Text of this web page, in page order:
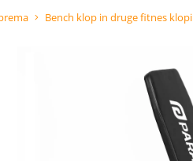
Bench klop in druge fitnes klopi